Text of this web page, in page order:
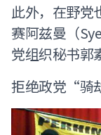
此外，在野党
赛阿兹曼（
党组织秘书郭
拒绝政党“骑